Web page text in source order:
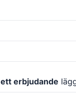
erbjudande